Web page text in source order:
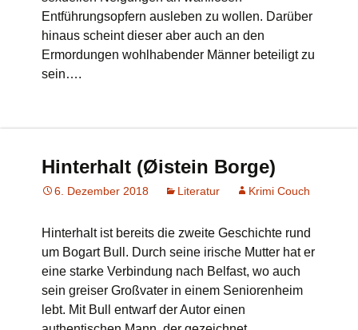
Entführungsopfern ausleben zu wollen. Darüber
hinaus scheint dieser aber auch an den
Ermordungen wohlhabender Männer beteiligt zu
sein….
Hinterhalt (Øistein Borge)
6. Dezember 2018 Literatur Krimi Couch
Hinterhalt ist bereits die zweite Geschichte rund
um Bogart Bull. Durch seine irische Mutter hat er
eine starke Verbindung nach Belfast, wo auch
sein greiser Großvater in einem Seniorenheim
lebt. Mit Bull entwarf der Autor einen